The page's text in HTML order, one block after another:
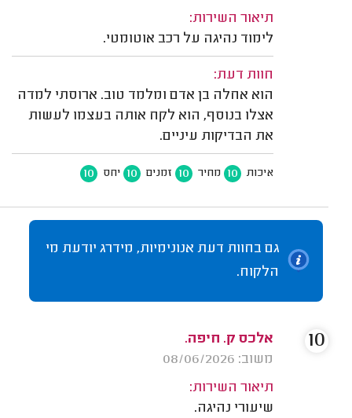
תיאור השירות:
לימוד נהיגה על רכב אוטומטי.
חוות דעת:
הוא אחלה בן אדם ומלמד טוב. ארוסתי למדה
אצלו בנוסף, הוא לקח אותה בעצמו לעשות
את הבדיקות עיניים.
איכות 10 מחיר 10 זמנים 10 יחס 10
גם בחוות דעת אנונימיות, מידרג יודעת מי
הלקוח.
אלכס ק. חיפה.
משוב: 08/06/2026
תיאור השירות:
שיעורי נהיגה.
10